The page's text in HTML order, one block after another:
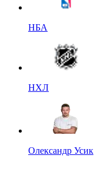
НБА
НХЛ
Олександр Усик